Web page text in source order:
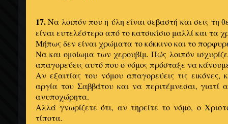
17.Να λοιπόν που η ύλη είναι σεβαστή και σεις τη
είναι ευτελέστερο από το κατσικίσιο μαλλί και τα
Μήπως δεν είναι χρώματα το κόκκινο και το
Να και ομοίωμα των χερουβίμ. Πώς λοιπόν
απαγορεύεις αυτό που ο νόμος πρόσταξε να
Αν εξαιτίας του νόμου απαγορεύεις τις εικόνες,
αργία του Σαββάτου και να περιτέμνεσαι, γιατί
ανυποχώρητα.
Αλλά γνωρίζετε ότι, αν τηρείτε το νόμο, ο
τίποτα.